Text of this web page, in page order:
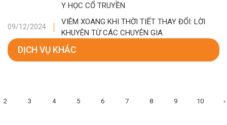
Y HỌC CỔ TRUYỀN
09/12/2024
VIÊM XOANG KHI THỜI TIẾT THAY ĐỔI: LỜI
KHUYÊN TỪ CÁC CHUYÊN GIA
DỊCH VỤ KHÁC
2 3 4 5 6 7 8 9 10 ›